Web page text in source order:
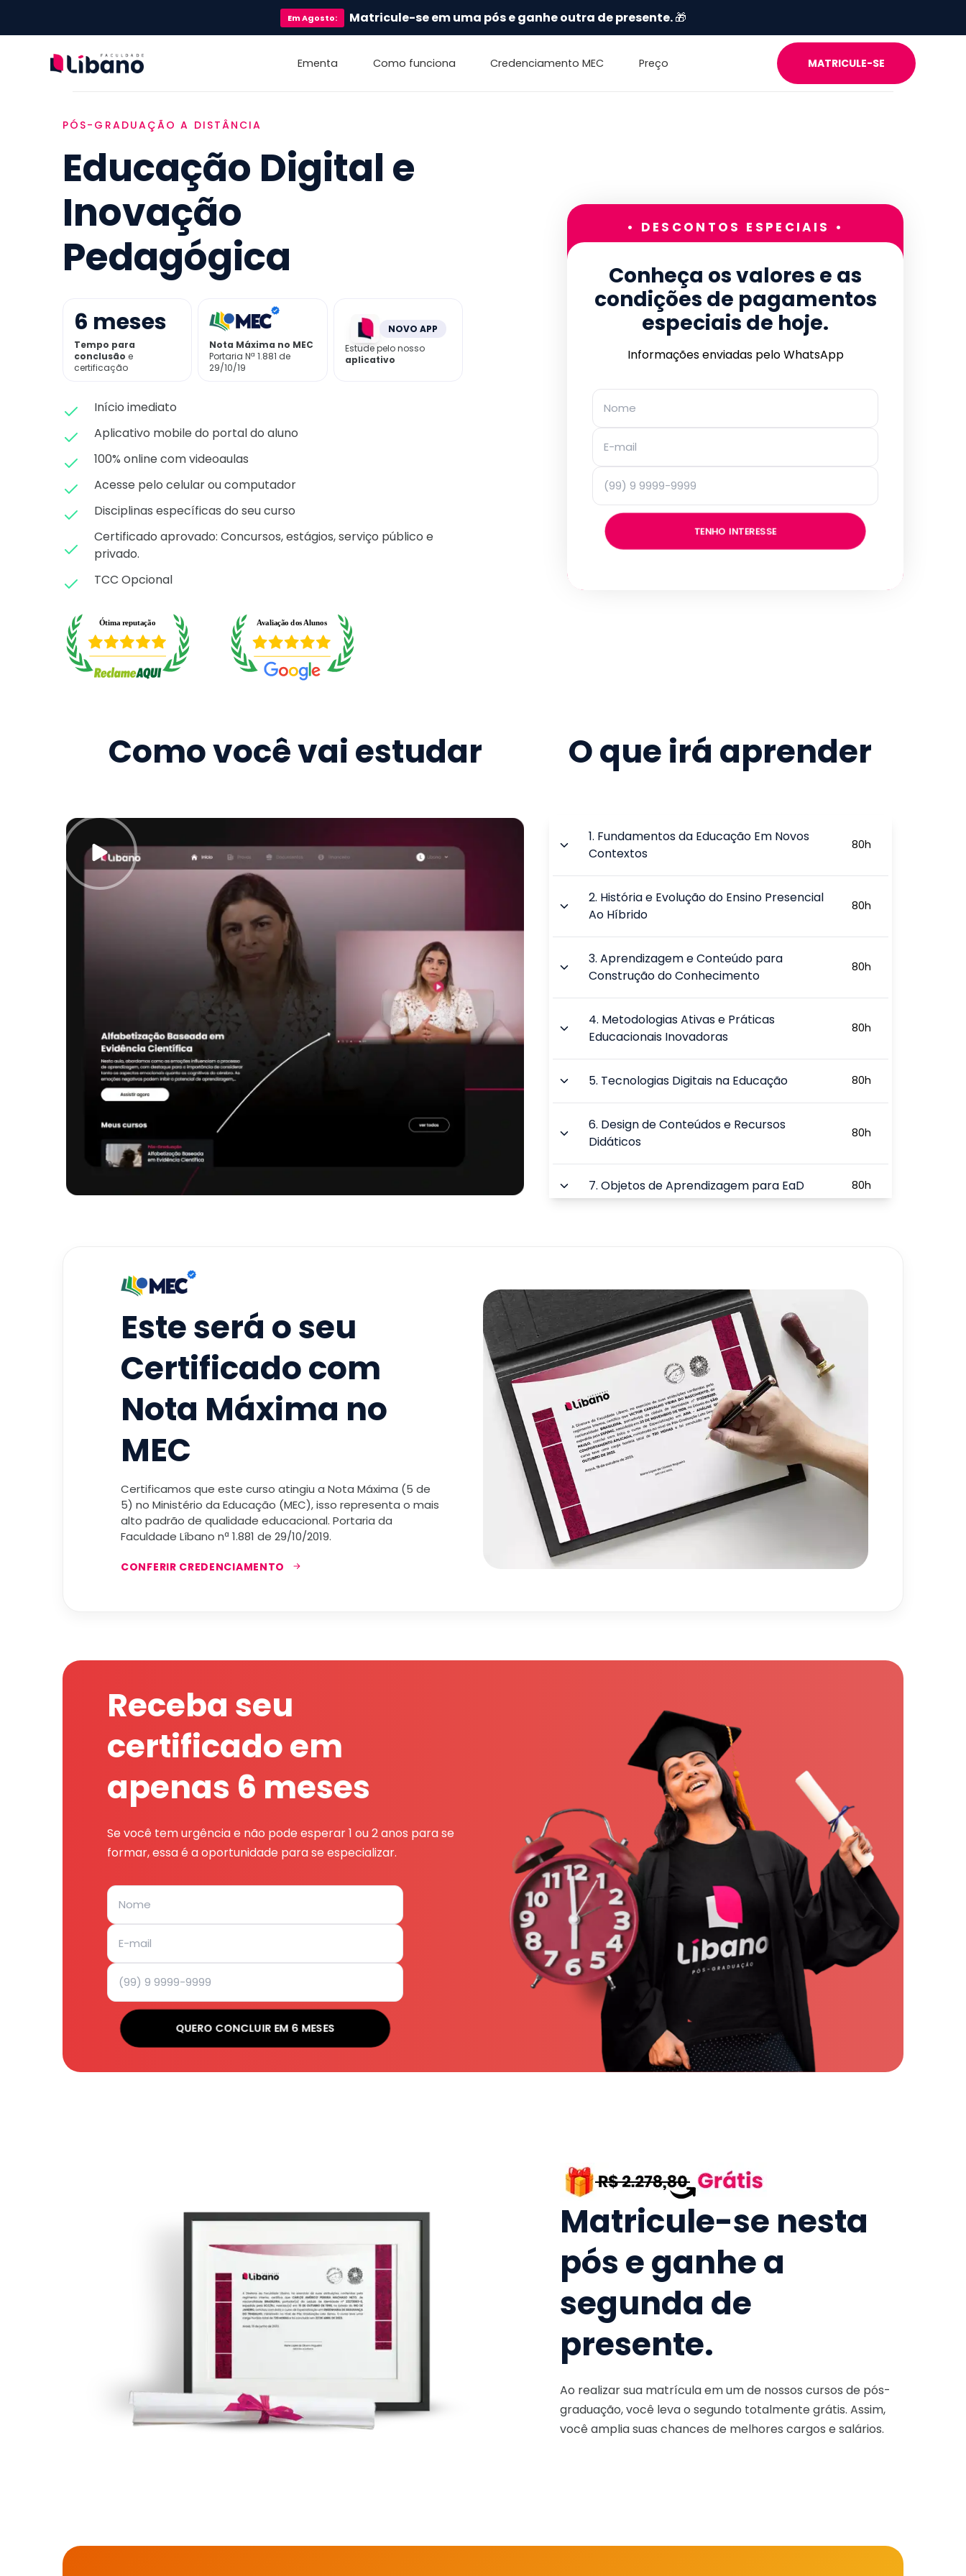
EmAgosto: Matricule-se em uma pós e ganhe outra de presente.🎁
Ementa Como funciona Credenciamento MEC Preço MATRICULE-SE
PÓS-GRADUAÇÃO A DISTÂNCIA
Educação Digital e
Inovação
Pedagógica
6 meses
Tempo para
conclusão e
certificação
Nota Máxima no MEC
Portaria Nª 1.881 de
29/10/19
NOVO APP
Estude pelo nosso
aplicativo
Início imediato
Aplicativo mobile do portal do aluno
100% online com videoaulas
Acesse pelo celular ou computador
Disciplinas específicas do seu curso
Certificado aprovado: Concursos, estágios, serviço público e
privado.
TCC Opcional
• DESCONTOS ESPECIAIS •
Conheça os valores e as
condições de pagamentos
especiais de hoje.
Informações enviadas pelo WhatsApp
TENHO INTERESSE
Como você vai estudar O que irá aprender
1. Fundamentos da Educação Em Novos
Contextos
80h
2. História e Evolução do Ensino Presencial
Ao Híbrido
80h
3.Aprendizagem e Conteúdo para
Construção do Conhecimento
80h
4. Metodologias Ativas e Práticas
Educacionais Inovadoras
80h
5. Tecnologias Digitais na Educação 80h
6. Design de Conteúdos e Recursos
Didáticos
80h
7.Objetos de Aprendizagem para EaD 80h
9.A Tutoria, os Desafios e as Tendências
TOTAL:
Este será o seu
Certificado com
Nota Máxima no
MEC
Certificamos que este curso atingiu a Nota Máxima (5 de
5) no Ministério da Educação (MEC), isso representa o mais
alto padrão de qualidade educacional. Portaria da
Faculdade Líbano nª 1.881 de 29/10/2019.
CONFERIR CREDENCIAMENTO
Receba seu
certificado em
apenas 6 meses
Se você tem urgência e não pode esperar 1 ou 2 anos para se
formar, essa é a oportunidade para se especializar.
QUERO CONCLUIR EM 6 MESES
Matricule-se nesta
pós e ganhe a
segunda de
presente.
Ao realizar sua matrícula em um de nossos cursos de pós-
graduação, você leva o segundo totalmente grátis. Assim,
você amplia suas chances de melhores cargos e salários.